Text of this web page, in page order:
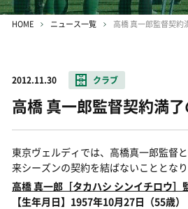
HOME ニュース一覧 高橋 真一郎監督契約
2012.11.30 クラブ
高橋 真一郎監督契約満
東京ヴェルディでは、高橋真一郎監督
来シーズンの契約を結ばないこととな
高橋 真一郎［タカハシ シンイチロウ
【生年月日】1957年10月27日（55歳）